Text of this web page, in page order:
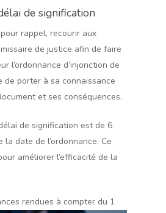
de signification
rappel, recourir aux
de justice afin de faire
l’ordonnance d’injonction de
de porter à sa connaissance
et ses conséquences.
de signification est de 6
la date de l’ordonnance. Ce
améliorer l’efficacité de la
rendues à compter du 1